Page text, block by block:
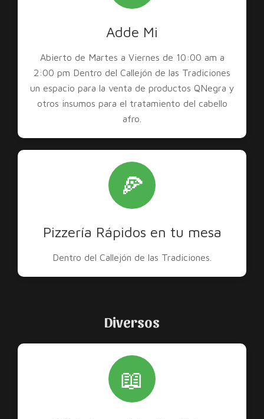
Adde Mi
Abierto de Martes a Viernes de 10:00 am a
2:00 pm Dentro del Callejón de las Tradiciones
un espacio para la venta de productos QNegra y
otros insumos para el tratamiento del cabello
afro.
🍕
Pizzería Rápidos en tu mesa
Dentro del Callejón de las Tradiciones.
Diversos
📖